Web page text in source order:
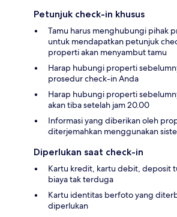
Petunjuk check-in khusus
Tamu harus menghubungi pihak
untuk mendapatkan petunjuk
properti akan menyambut tamu
Harap hubungi properti
prosedur check-in Anda
Harap hubungi properti
akan tiba setelah jam 20.00
Informasi yang diberikan oleh
diterjemahkan menggunakan
Diperlukan saat check-in
Kartu kredit, kartu debit, deposit
biaya tak terduga
Kartu identitas berfoto yang
diperlukan